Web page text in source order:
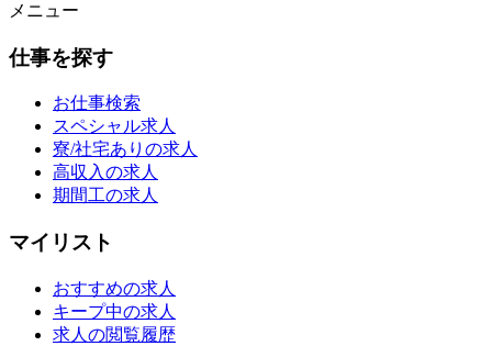
メニュー
仕事を探す
お仕事検索
スペシャル求人
寮/社宅ありの求人
高収入の求人
期間工の求人
マイリスト
おすすめの求人
キープ中の求人
求人の閲覧履歴